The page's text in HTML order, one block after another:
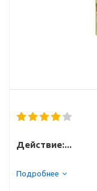
Действие:...
Подробнее